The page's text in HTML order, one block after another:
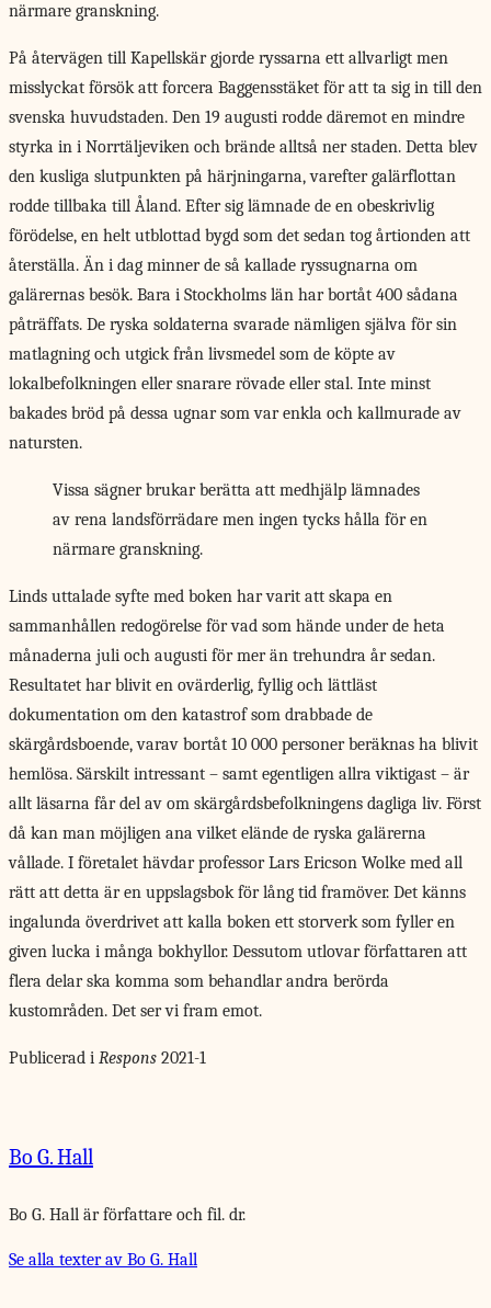
närmare granskning.
På återvägen till Kapellskär gjorde ryssarna ett allvarligt men
misslyckat försök att forcera Baggensstäket för att ta sig in till den
svenska huvudstaden. Den 19 augusti rodde däremot en mindre
styrka in i Norrtäljeviken och brände alltså ner staden. Detta blev
den kusliga slutpunkten på härjningarna, varefter galärflottan
rodde tillbaka till Åland. Efter sig lämnade de en obeskrivlig
förödelse, en helt utblottad bygd som det sedan tog årtionden att
återställa. Än i dag minner de så kallade ryssugnarna om
galärernas besök. Bara i Stockholms län har bortåt 400 sådana
påträffats. De ryska soldaterna svarade nämligen själva för sin
matlagning och utgick från livsmedel som de köpte av
lokalbefolkningen eller snarare rövade eller stal. Inte minst
bakades bröd på dessa ugnar som var enkla och kallmurade av
natursten.
Vissa sägner brukar berätta att medhjälp lämnades
av rena landsförrädare men ingen tycks hålla för en
närmare granskning.
Linds uttalade syfte med boken har varit att skapa en
sammanhållen redogörelse för vad som hände under de heta
månaderna juli och augusti för mer än trehundra år sedan.
Resultatet har blivit en ovärderlig, fyllig och lättläst
dokumentation om den katastrof som drabbade de
skärgårdsboende, varav bortåt 10 000 personer beräknas ha blivit
hemlösa. Särskilt intressant – samt egentligen allra viktigast – är
allt läsarna får del av om skärgårdsbefolkningens dagliga liv. Först
då kan man möjligen ana vilket elände de ryska galärerna
vållade. I företalet hävdar professor Lars Ericson Wolke med all
rätt att detta är en uppslagsbok för lång tid framöver. Det känns
ingalunda överdrivet att kalla boken ett storverk som fyller en
given lucka i många bokhyllor. Dessutom utlovar författaren att
flera delar ska komma som behandlar andra berörda
kustområden. Det ser vi fram emot.
Publicerad i Respons 2021-1
Bo G. Hall
Bo G. Hall är författare och fil. dr.
Se alla texter av Bo G. Hall